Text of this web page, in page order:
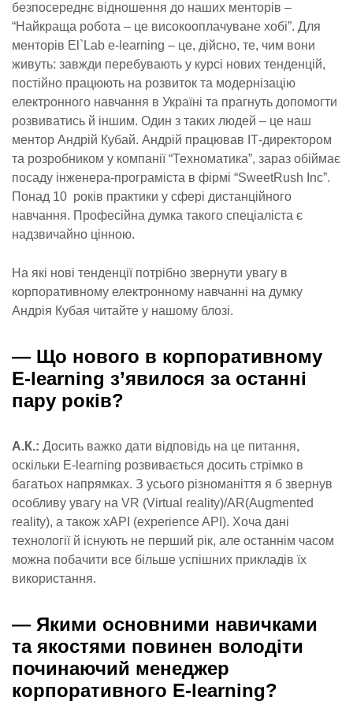
безпосереднє відношення до наших менторів –
“Найкраща робота – це високооплачуване хобі”. Для
менторів El`Lab e-learning – це, дійсно, те, чим вони
живуть: завжди перебувають у курсі нових тенденцій,
постійно працюють на розвиток та модернізацію
електронного навчання в Україні та прагнуть допомогти
розвиватись й іншим. Один з таких людей – це наш
ментор Андрій Кубай. Андрій працював ІТ-директором
та розробником у компанії “Техноматика”, зараз обіймає
посаду інженера-програміста в фірмі “SweetRush Inc”.
Понад 10 років практики у сфері дистанційного
навчання. Професійна думка такого спеціаліста є
надзвичайно цінною.
На які нові тенденції потрібно звернути увагу в
корпоративному електронному навчанні на думку
Андрія Кубая читайте у нашому блозі.
— Що нового в корпоративному
E-learning з’явилося за останні
пару років?
А.К.: Досить важко дати відповідь на це питання,
оскільки E-learning розвивається досить стрімко в
багатьох напрямках. З усього різноманіття я б звернув
особливу увагу на VR (Virtual reality)/AR(Augmented
reality), а також xAPI (experience API). Хоча дані
технології й існують не перший рік, але останнім часом
можна побачити все більше успішних прикладів їх
використання.
— Якими основними навичками
та якостями повинен володіти
починаючий менеджер
корпоративного E-learning?